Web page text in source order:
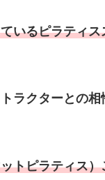
いるピラティ
ラクターとの相
トピラティス